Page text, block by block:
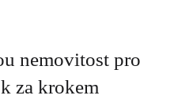
nemovitost pro
za krokem